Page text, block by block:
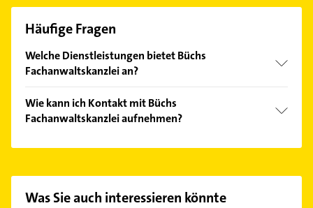
Häufige Fragen
Welche Dienstleistungen bietet Büchs
Fachanwaltskanzlei an?
Bauvertrag, Mietvertrag, Architektenvertrag,
öffentliches Baurecht und Grundstückserwerb.
Wie kann ich Kontakt mit Büchs
Fachanwaltskanzlei aufnehmen?
Hier finden Sie alleKontaktdaten
Was Sie auch interessieren könnte